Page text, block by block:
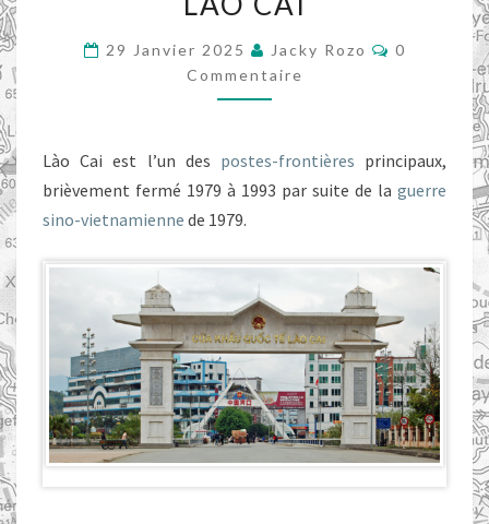
CAI
29 Janvier 2025 Jacky Rozo
0
Commentaire
Lào Cai est l’un des postes-frontières principaux,
brièvement fermé 1979 à 1993 par suite de la guerre
sino-vietnamienne de 1979.